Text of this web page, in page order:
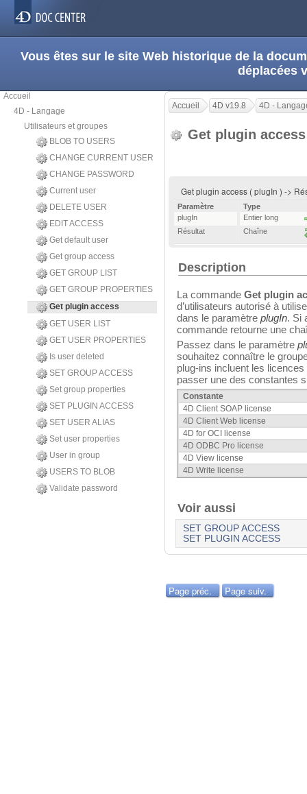
Vous êtes sur le site Web historique de la
déplacées
Accueil
4D - Langage
Utilisateurs et groupes
BLOB TO USERS
CHANGE CURRENT USER
CHANGE PASSWORD
Current user
DELETE USER
EDIT ACCESS
Get default user
Get group access
GET GROUP LIST
GET GROUP PROPERTIES
Get plugin access
GET USER LIST
GET USER PROPERTIES
Is user deleted
SET GROUP ACCESS
Set group properties
SET PLUGIN ACCESS
SET USER ALIAS
Set user properties
User in group
USERS TO BLOB
Validate password
Accueil 4D v19.8 4D -
Get plugin
Get plugin access ( plugIn ) ->
Paramètre
Type
plugIn
Entier long
Résultat
Chaîne
Description
La commande Get plugin
d’utilisateurs autorisé à
dans le paramètre plugIn. Si
commande retourne une
Passez dans le paramètre
souhaitez connaître le
plug-ins incluent les
passer une des constantes
Constante
4D Client SOAP license
4D Client Web license
4D for OCI license
4D ODBC Pro license
4D View license
4D Write license
Voir aussi
SET GROUP ACCESS
SET PLUGIN ACCESS
Page préc. Page suiv.